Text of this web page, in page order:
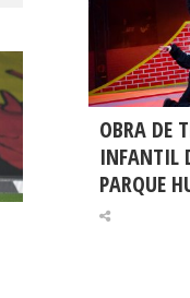
OBRA DE
INFANTIL
PARQUE